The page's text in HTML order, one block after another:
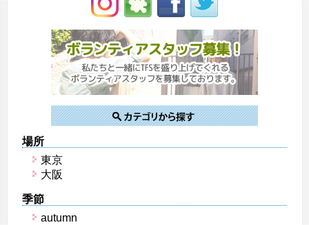
場所
東京
大阪
季節
autumn